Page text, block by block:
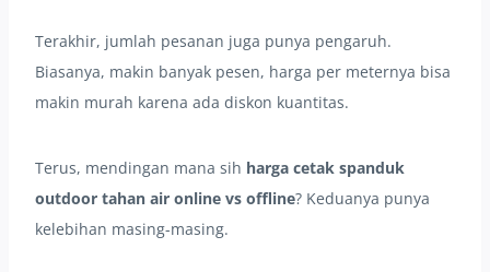
Terakhir, jumlah pesanan juga punya pengaruh.
Biasanya, makin banyak pesen, harga per meternya bisa
makin murah karena ada diskon kuantitas.
Terus, mendingan mana sih harga cetak spanduk
outdoor tahan air online vs offline? Keduanya punya
kelebihan masing-masing.